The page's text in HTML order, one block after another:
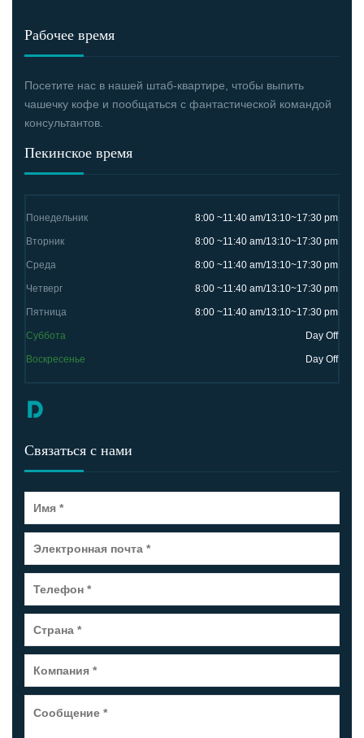
Рабочее время
Посетите нас в нашей штаб-квартире, чтобы выпить
чашечку кофе и пообщаться с фантастической командой
консультантов.
Пекинское время
Понедельник 8:00 ~11:40 am/13:10~17:30 pm
Вторник 8:00 ~11:40 am/13:10~17:30 pm
Среда 8:00 ~11:40 am/13:10~17:30 pm
Четверг 8:00 ~11:40 am/13:10~17:30 pm
Пятница 8:00 ~11:40 am/13:10~17:30 pm
Суббота Day Off
Воскресенье Day Off
Связаться с нами